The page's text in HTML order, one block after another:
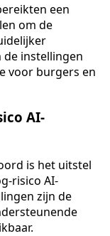
een
om de
de instellingen
voor burgers en
AI-
is het uitstel
risico AI-
zijn de